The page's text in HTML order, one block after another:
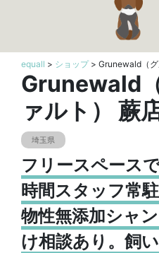
equall > ショップ> Grunewald（グ
Grunewald
ァルト） 蕨
埼玉県
フリースペース
時間スタッフ常
物性無添加シャ
け相談あり。飼い